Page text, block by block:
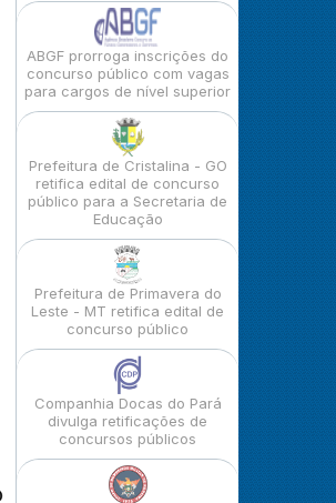
ABGF prorroga inscrições do
concurso público com vagas
para cargos de nível superior
Prefeitura de Cristalina - GO
retifica edital de concurso
público para a Secretaria de
Educação
Prefeitura de Primavera do
Leste - MT retifica edital de
concurso público
Companhia Docas do Pará
divulga retificações de
concursos públicos